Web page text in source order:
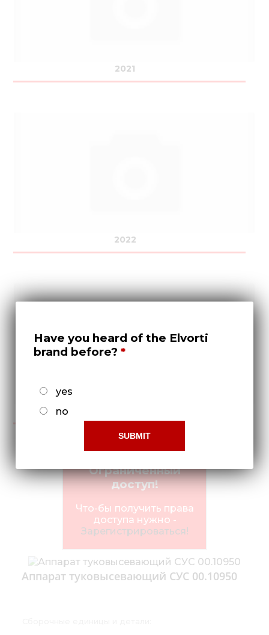
2021
2022
Ограниченный
доступ!
Что-бы получить права
доступа нужно -
Зарегистрироваться!
Аппарат туковысевающий СУС 00.10950
Have you heard of the Elvorti
brand before?
yes
no